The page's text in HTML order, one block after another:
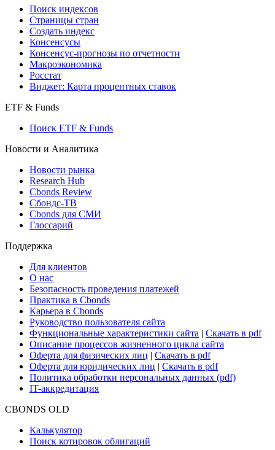
Поиск индексов
Страницы стран
Создать индекс
Консенсусы
Консенсус-прогнозы по отчетности
Макроэкономика
Росстат
Виджет: Карта процентных ставок
ETF & Funds
Поиск ETF & Funds
Новости и Аналитика
Новости рынка
Research Hub
Cbonds Review
Сбондс-ТВ
Cbonds для СМИ
Глоссарий
Поддержка
Для клиентов
О нас
Безопасность проведения платежей
Практика в Cbonds
Карьера в Cbonds
Руководство пользователя сайта
Функциональные характеристики сайта | Скачать в pdf
Описание процессов жизненного цикла сайта
Оферта для физических лиц | Скачать в pdf
Оферта для юридических лиц | Скачать в pdf
Политика обработки персональных данных (pdf)
IT-аккредитация
CBONDS OLD
Калькулятор
Поиск котировок облигаций